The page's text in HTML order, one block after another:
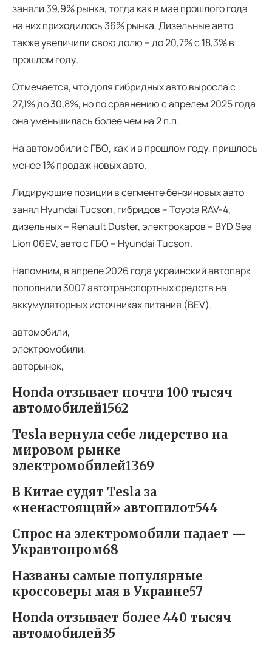
заняли 39,9% рынка, тогда как в мае прошлого года
на них приходилось 36% рынка. Дизельные авто
также увеличили свою долю – до 20,7% с 18,3% в
прошлом году.
Отмечается, что доля гибридных авто выросла с
27,1% до 30,8%, но по сравнению с апрелем 2025 года
она уменьшилась более чем на 2 п.п.
На автомобили с ГБО, как и в прошлом году, пришлось
менее 1% продаж новых авто.
Лидирующие позиции в сегменте бензиновых авто
занял Hyundai Tucson, гибридов – Toyota RAV-4,
дизельных – Renault Duster, электрокаров – BYD Sea
Lion 06EV, авто с ГБО – Hyundai Tucson.
Напомним, в апреле 2026 года украинский автопарк
пополнили 3007 автотранспортных средств на
аккумуляторных источниках питания (BEV).
автомобили,
электромобили,
авторынок,
Honda отзывает почти 100 тысяч
автомобилей1562
Tesla вернула себе лидерство на
мировом рынке
электромобилей1369
В Китае судят Tesla за
«ненастоящий» автопилот544
Спрос на электромобили падает —
Укравтопром68
Названы самые популярные
кроссоверы мая в Украине57
Honda отзывает более 440 тысяч
автомобилей35